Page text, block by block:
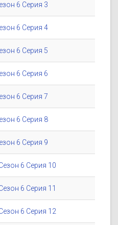
6 Серия 3
6 Серия 4
6 Серия 5
6 Серия 6
6 Серия 7
6 Серия 8
6 Серия 9
6 Серия 10
6 Серия 11
6 Серия 12